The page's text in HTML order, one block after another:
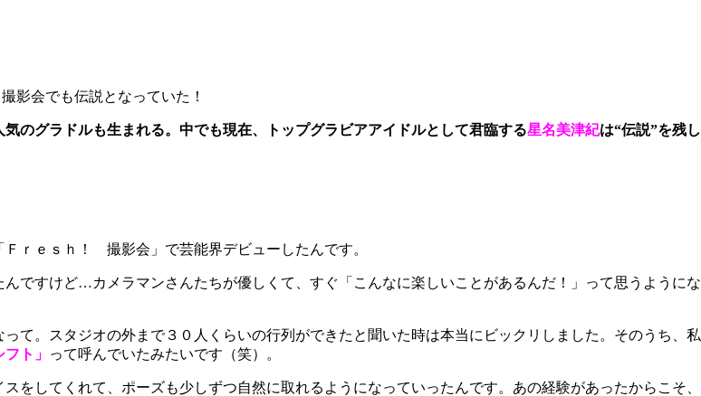
影会でも伝説となっていた！
のグラドルも生まれる。中でも現在、トップグラビアアイドルとして君臨する星名美津紀は“伝説”を残し
ｒｅｓｈ！ 撮影会」で芸能界デビューしたんです。
ですけど…カメラマンさんたちが優しくて、すぐ「こんなに楽しいことがあるんだ！」って思うようにな
て。スタジオの外まで３０人くらいの行列ができたと聞いた時は本当にビックリしました。そのうち、私
フト」 って呼んでいたみたいです（笑）。
をしてくれて、ポーズも少しずつ自然に取れるようになっていったんです。あの経験があったからこそ、